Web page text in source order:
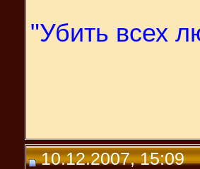
"Убить всех
10.12.2007, 15:09